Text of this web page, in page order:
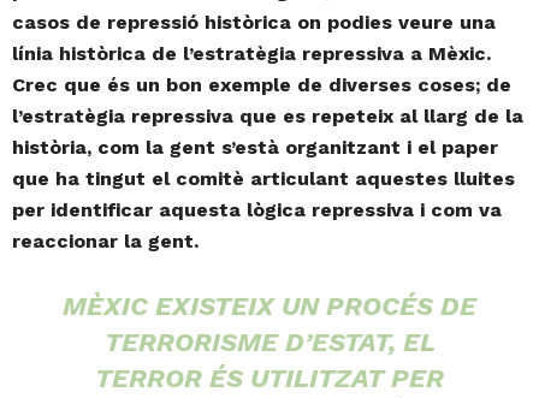
casos de repressió històrica on podies veure una
línia històrica de l’estratègia repressiva a Mèxic.
Crec que és un bon exemple de diverses coses; de
l’estratègia repressiva que es repeteix al llarg de la
història, com la gent s’està organitzant i el paper
que ha tingut el comitè articulant aquestes lluites
per identificar aquesta lògica repressiva i com va
reaccionar la gent.
MÈXIC EXISTEIX UN PROCÉS DE
TERRORISME D’ESTAT, EL
TERROR ÉS UTILITZAT PER